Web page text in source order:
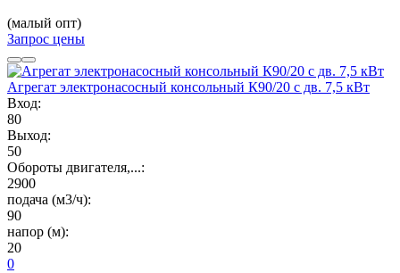
(малый опт)
Запрос цены
Агрегат электронасосный консольный К90/20 с дв. 7,5 кВт
Вход:
80
Выход:
50
Обороты двигателя,...:
2900
подача (м3/ч):
90
напор (м):
20
0